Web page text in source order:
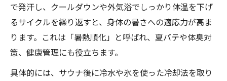
で発汗し、クールダウンや外気浴でしっかり体温を下げ
るサイクルを繰り返すと、身体の暑さへの適応力が高ま
ります。これは「暑熱順化」と呼ばれ、夏バテや体臭対
策、健康管理にも役立ちます。
具体的には、サウナ後に冷水や氷を使った冷却法を取り